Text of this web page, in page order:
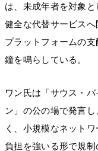
は、未成年者を対象
健全な代替サービス
プラットフォームの
鐘を鳴らしている。
ワン氏は「サウス・
ン」の公の場で発言
く、小規模なネット
負担を強いる形で規